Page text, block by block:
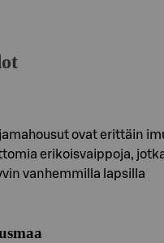
ovat erittäin
erikoisvaippoja,
vanhemmilla lapsilla